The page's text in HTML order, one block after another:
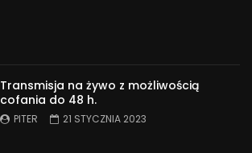
Transmisja na żywo z możliwością
cofania do 48 h.
PITER 21 STYCZNIA 2023